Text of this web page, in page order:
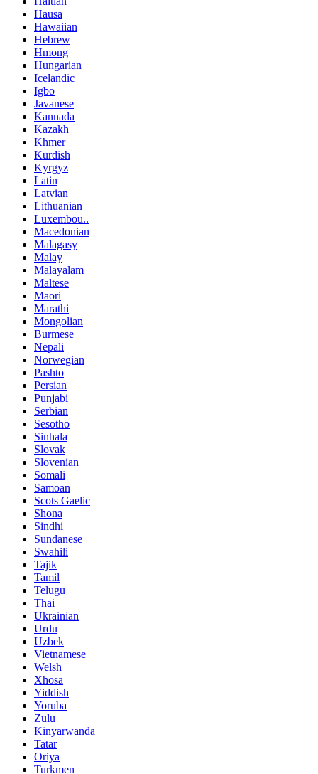
Hausa
Hawaiian
Hebrew
Hmong
Hungarian
Icelandic
Igbo
Javanese
Kannada
Kazakh
Khmer
Kurdish
Kyrgyz
Latin
Latvian
Lithuanian
Luxembou..
Macedonian
Malagasy
Malay
Malayalam
Maltese
Maori
Marathi
Mongolian
Burmese
Nepali
Norwegian
Pashto
Persian
Punjabi
Serbian
Sesotho
Sinhala
Slovak
Slovenian
Somali
Samoan
Scots Gaelic
Shona
Sindhi
Sundanese
Swahili
Tajik
Tamil
Telugu
Thai
Ukrainian
Urdu
Uzbek
Vietnamese
Welsh
Xhosa
Yiddish
Yoruba
Zulu
Kinyarwanda
Tatar
Oriya
Turkmen